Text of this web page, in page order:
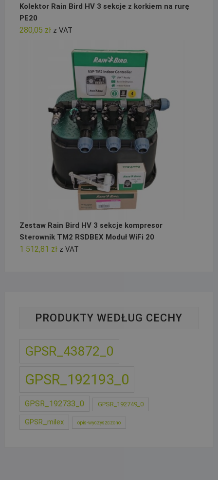
Kolektor Rain Bird HV 3 sekcje z korkiem na rurę
PE20
280,05 zł z VAT
Zestaw Rain Bird HV 3 sekcje kompresor
Sterownik TM2 RSDBEX Moduł WiFi 20
1 512,81 zł z VAT
PRODUKTY WEDŁUG CECHY
GPSR_43872_0
GPSR_192193_0
GPSR_192733_0 GPSR_192749_0
GPSR_milex opis-wyczyszczono